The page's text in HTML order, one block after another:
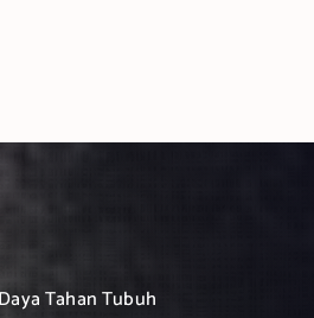
Tahan Tubuh